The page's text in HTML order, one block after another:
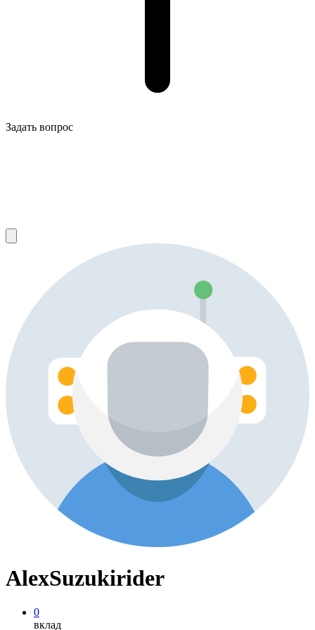
Задать вопрос
AlexSuzukirider
0
вклад